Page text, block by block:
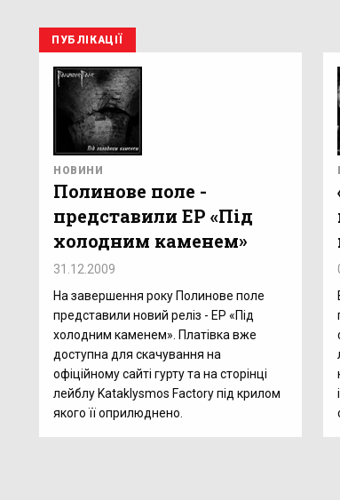
ПУБЛІКАЦІЇ
НОВИНИ
Полинове поле -
представили EP «Під
холодним каменем»
31.12.2009
На завершення року Полинове поле
представили новий реліз - EP «Під
холодним каменем». Платівка вже
доступна для скачування на
офіційному сайті гурту та на сторінці
лейблу Kataklysmos Faсtory під крилом
якого її оприлюднено.